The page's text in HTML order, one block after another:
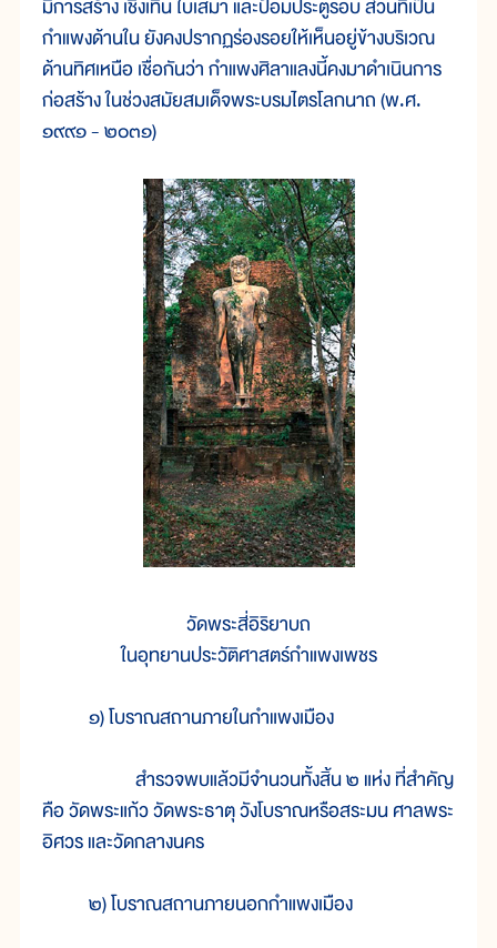
มีการสร้าง เชิงเทิน ใบเสมา และป้อมประตูรอบ ส่วนที่เป็น
กำแพงด้านใน ยังคงปรากฏร่องรอยให้เห็นอยู่ข้างบริเวณ
ด้านทิศเหนือ เชื่อกันว่า กำแพงศิลาแลงนี้คงมาดำเนินการ
ก่อสร้าง ในช่วงสมัยสมเด็จพระบรมไตรโลกนาถ (พ.ศ.
๑๙๙๑ - ๒๐๓๑)
วัดพระสี่อิริยาบถ
ในอุทยานประวัติศาสตร์กำแพงเพชร
๑) โบราณสถานภายในกำแพงเมือง
สำรวจพบแล้วมีจำนวนทั้งสิ้น ๒ แห่ง ที่สำคัญ
คือ วัดพระแก้ว วัดพระธาตุ วังโบราณหรือสระมน ศาลพระ
อิศวร และวัดกลางนคร
๒) โบราณสถานภายนอกกำแพงเมือง